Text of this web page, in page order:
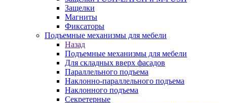
Защелки
Магниты
Фиксаторы
Подъемные механизмы для мебели
Назад
Подъемные механизмы для мебели
Для складных вверх фасадов
Параллельного подъема
Наклонно-параллельного подъема
Наклонного подъема
Секретерные